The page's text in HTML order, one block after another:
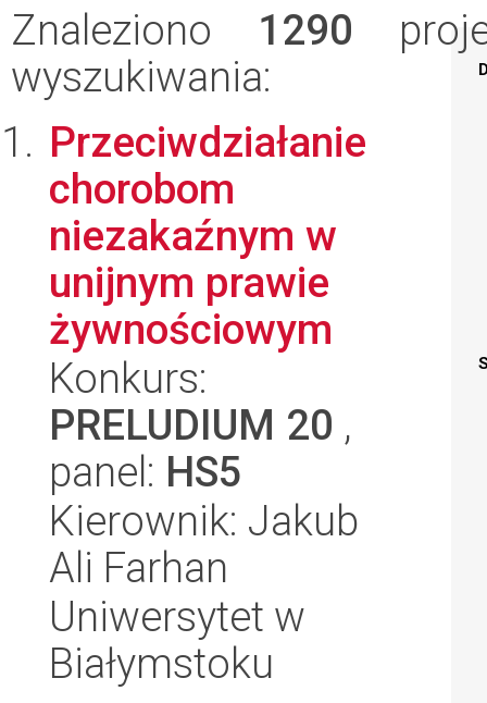
Znaleziono 1290
wyszukiwania:
Przeciwdziałanie
chorobom
niezakaźnym w
unijnym prawie
żywnościowym
Konkurs:
PRELUDIUM 20 ,
panel: HS5
Kierownik: Jakub
Ali Farhan
Uniwersytet w
Białymstoku